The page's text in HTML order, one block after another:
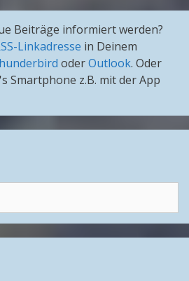
Beiträge informiert werden?
Linkadresse in Deinem
oderOutlook. Oder
Smartphone z.B. mit der App